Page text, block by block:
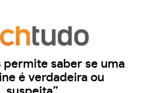
permite saber se uma
é verdadeira ou